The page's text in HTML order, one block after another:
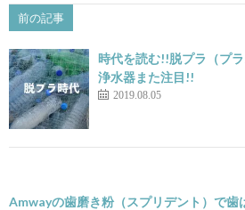
前の記事
時代を読む!!脱プラ（プ
浄水器また注目!!
2019.08.05
Amwayの歯磨き粉（スプリデント）で歯